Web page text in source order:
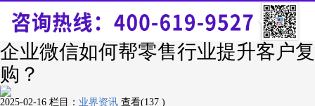
企业微信如何帮零售行业提升客户复
购？
2025-02-16 栏目： 业界资讯 查看(137 )